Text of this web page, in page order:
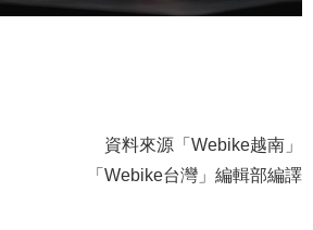
資料來源「Webike越南」
「Webike台灣」編輯部編譯